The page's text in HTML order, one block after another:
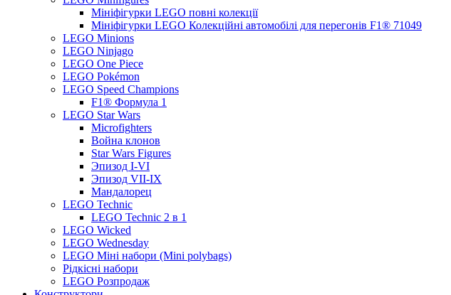
Мініфігурки LEGO повні колекції
Мініфігурки LEGO Колекційні автомобілі для перегонів F1® 71049
LEGO Minions
LEGO Ninjago
LEGO One Piece
LEGO Pokémon
LEGO Speed Champions
F1® Формула 1
LEGO Star Wars
Microfighters
Война клонов
Star Wars Figures
Эпизод I-VI
Эпизод VII-IX
Мандалорец
LEGO Technic
LEGO Technic 2 в 1
LEGO Wicked
LEGO Wednesday
LEGO Міні набори (Mini polybags)
Рідкісні набори
LEGO Розпродаж